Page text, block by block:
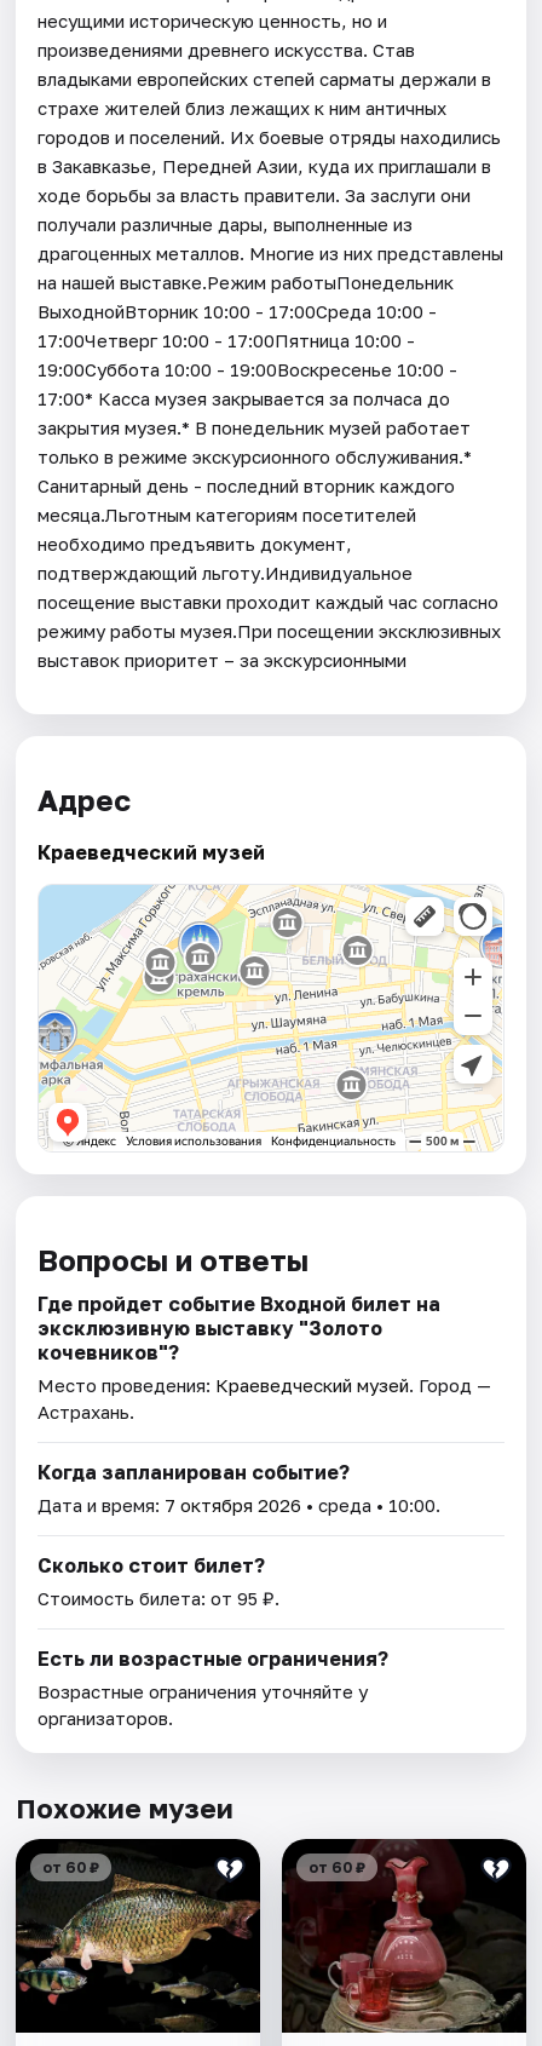
несущими историческую ценность, но и
произведениями древнего искусства. Став
владыками европейских степей сарматы держали в
страхе жителей близ лежащих к ним античных
городов и поселений. Их боевые отряды находились
в Закавказье, Передней Азии, куда их приглашали в
ходе борьбы за власть правители. За заслуги они
получали различные дары, выполненные из
драгоценных металлов. Многие из них представлены
на нашей выставке.Режим работыПонедельник
ВыходнойВторник 10:00 - 17:00Среда 10:00 -
17:00Четверг 10:00 - 17:00Пятница 10:00 -
19:00Суббота 10:00 - 19:00Воскресенье 10:00 -
17:00* Касса музея закрывается за полчаса до
закрытия музея.* В понедельник музей работает
только в режиме экскурсионного обслуживания.*
Санитарный день - последний вторник каждого
месяца.Льготным категориям посетителей
необходимо предъявить документ,
подтверждающий льготу.Индивидуальное
посещение выставки проходит каждый час согласно
режиму работы музея.При посещении эксклюзивных
выставок приоритет – за экскурсионными
Адрес
Краеведческий музей
Вопросы и ответы
Где пройдет событие Входной билет на
эксклюзивную выставку "Золото
кочевников"?
Место проведения: Краеведческий музей. Город —
Астрахань.
Когда запланирован событие?
Дата и время: 7 октября 2026 • среда • 10:00.
Сколько стоит билет?
Стоимость билета: от 95 ₽.
Есть ли возрастные ограничения?
Возрастные ограничения уточняйте у
организаторов.
Похожие музеи
от 60 ₽ от 60 ₽